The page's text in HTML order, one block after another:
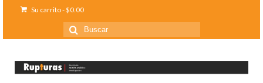
Su carrito-$0.00
Buscar
por: